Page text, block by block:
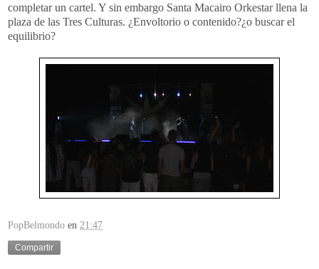
completar un cartel. Y sin embargo Santa Macairo Orkestar llena la
plaza de las Tres Culturas. ¿Envoltorio o contenido?¿o buscar el
equilibrio?
PopBelmondo en 21:47
Compartir